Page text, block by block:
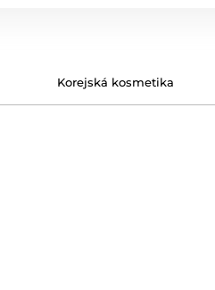
Korejská kosmetika